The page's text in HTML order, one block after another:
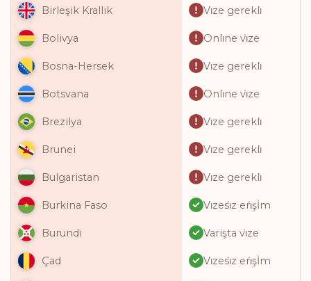
Birleşik Krallık Vi̇ze gerekli̇
Bolivya Onli̇ne vi̇ze
Bosna-Hersek Vi̇ze gerekli̇
Botsvana Onli̇ne vi̇ze
Brezilya Vi̇ze gerekli̇
Brunei Vi̇ze gerekli̇
Bulgaristan Vi̇ze gerekli̇
Burkina Faso Vi̇zesi̇z eri̇şİm
Burundi Varişta vi̇ze
Çad Vi̇zesi̇z eri̇şİm